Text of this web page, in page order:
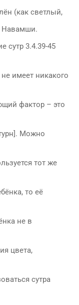
(как светлый,
Навамши.
сутр 3.4.39-45
имеет никакого
фактор – это
Можно
тот же
то её
не в
цвета,
сутра